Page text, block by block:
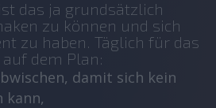
das ja grundsätzlich
zu können und sich
zu haben. Täglich für das
dem Plan:
damit sich kein
kann,